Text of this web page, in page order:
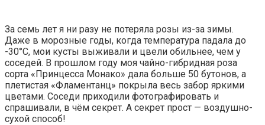
За семь лет я ни разу не потеряла розы из-за зимы.
Даже в морозные годы, когда температура падала до
-30°C, мои кусты выживали и цвели обильнее, чем у
соседей. В прошлом году моя чайно-гибридная роза
сорта «Принцесса Монако» дала больше 50 бутонов, а
плетистая «Фламентанц» покрыла весь забор яркими
цветами. Соседи приходили фотографировать и
спрашивали, в чём секрет. А секрет прост — воздушно-
сухой способ!